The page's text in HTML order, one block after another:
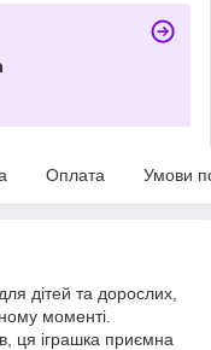
Оплата Умови
дітей та дорослих,
моменті.
ця іграшка приємна